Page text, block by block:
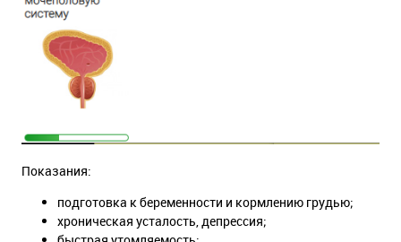
Показания:
подготовка к беременности и кормлению грудью;
хроническая усталость, депрессия;